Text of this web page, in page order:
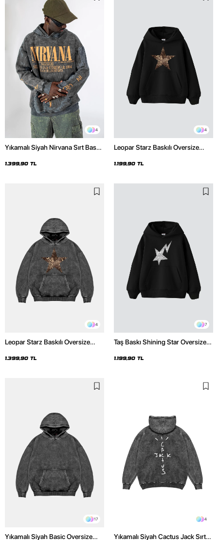
4
Yıkamalı Siyah Nirvana Sırt Baskılı
1.399,90 TL
4
Leopar Starz Baskılı Oversize
1.199,90 TL
4
Leopar Starz Baskılı Oversize
Hoodie
1.399,90 TL
7
Taş Baskı Shining Star Oversize
1.199,90 TL
17
Yıkamalı Siyah Basic Oversize
4
Yıkamalı Siyah Cactus Jack Sırt